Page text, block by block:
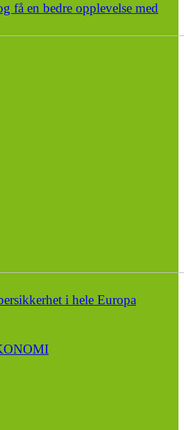
få en bedre opplevelse med
i hele Europa